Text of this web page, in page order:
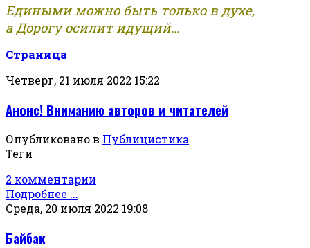
Едиными можно быть только в духе,
а Дорогу осилит идущий...
Страница
Четверг, 21 июля 2022 15:22
Анонс! Вниманию авторов и читателей
Опубликовано в Публицистика
Теги
2 комментарии
Подробнее ...
Среда, 20 июля 2022 19:08
Байбак